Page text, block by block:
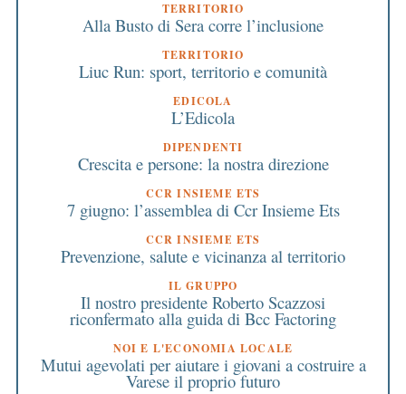
TERRITORIO
Alla Busto di Sera corre l’inclusione
TERRITORIO
Liuc Run: sport, territorio e comunità
EDICOLA
L’Edicola
DIPENDENTI
Crescita e persone: la nostra direzione
CCR INSIEME ETS
7 giugno: l’assemblea di Ccr Insieme Ets
CCR INSIEME ETS
Prevenzione, salute e vicinanza al territorio
IL GRUPPO
Il nostro presidente Roberto Scazzosi
riconfermato alla guida di Bcc Factoring
NOI E L'ECONOMIA LOCALE
Mutui agevolati per aiutare i giovani a costruire a
Varese il proprio futuro